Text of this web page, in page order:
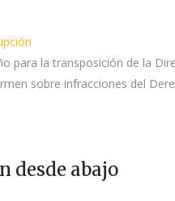
para la transposición de la
sobre infracciones del
desde abajo